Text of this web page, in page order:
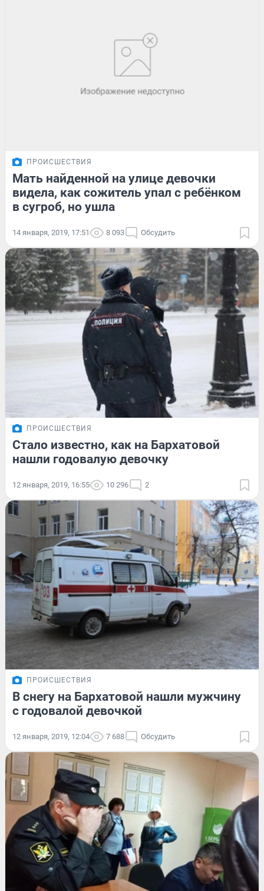
ПРОИСШЕСТВИЯ
Мать найденной на улице девочки
видела, как сожитель упал с ребёнком
в сугроб, но ушла
14 января, 2019, 17:51 8 093 Обсудить
ПРОИСШЕСТВИЯ
Стало известно, как на Бархатовой
нашли годовалую девочку
12 января, 2019, 16:55 10 296 2
ПРОИСШЕСТВИЯ
В снегу на Бархатовой нашли мужчину
с годовалой девочкой
12 января, 2019, 12:04 7 688 Обсудить